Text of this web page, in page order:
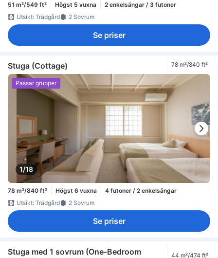
51 m²/549 ft² Högst 5 vuxna
2 enkelsängar / 3 futoner
Utsikt: Trädgård
2 Sovrum
Se priser
Stuga (Cottage) 78 m²/840 ft²
1/18
Passar grupper
78 m²/840 ft² Högst 6 vuxna
4 futoner / 2 enkelsängar
Utsikt: Trädgård
2 Sovrum
Se priser
Stuga med 1 sovrum (One-Bedroom
44 m²/474 ft²